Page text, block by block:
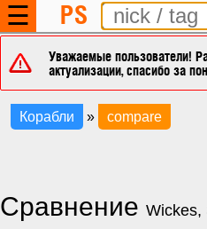
☰ PS
Уважаемые пользователи!
актуализации, спасибо за
Корабли » compare
Сравнение Wickes,